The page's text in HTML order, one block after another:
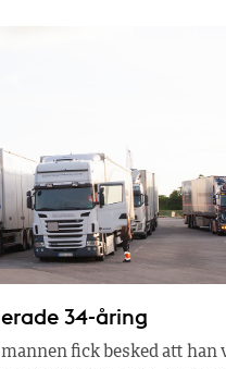
34-åring
fick besked att han